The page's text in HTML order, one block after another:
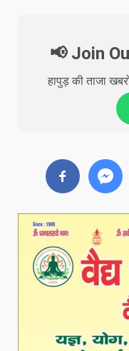
📢 Join
हापुड़ की ताजा